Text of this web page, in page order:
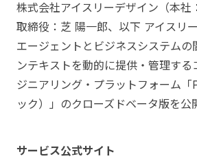
株式会社アイスリーデザイン（本社
取締役：芝 陽一郎、以下 アイスリ
エージェントとビジネスシステムの
ンテキストを動的に提供・管理する
ジニアリング・プラットフォーム
ック）」のクローズドベータ版を公
サービス公式サイト